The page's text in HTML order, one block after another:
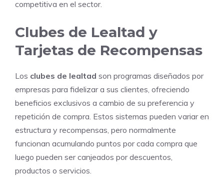
competitiva en el sector.
Clubes de Lealtad y
Tarjetas de Recompensas
Los clubes de lealtad son programas diseñados por
empresas para fidelizar a sus clientes, ofreciendo
beneficios exclusivos a cambio de su preferencia y
repetición de compra. Estos sistemas pueden variar en
estructura y recompensas, pero normalmente
funcionan acumulando puntos por cada compra que
luego pueden ser canjeados por descuentos,
productos o servicios.